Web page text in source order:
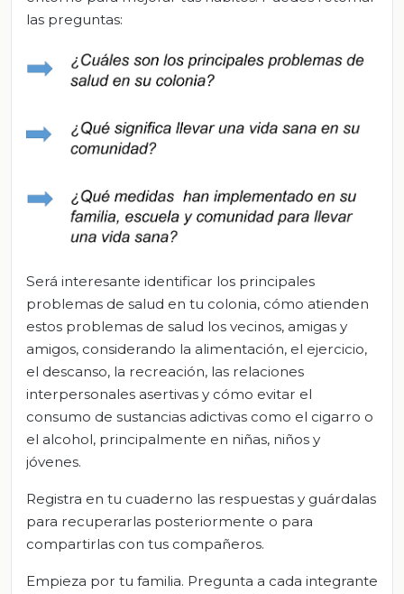
las preguntas:
Será interesante identificar los principales
problemas de salud en tu colonia, cómo atienden
estos problemas de salud los vecinos, amigas y
amigos, considerando la alimentación, el ejercicio,
el descanso, la recreación, las relaciones
interpersonales asertivas y cómo evitar el
consumo de sustancias adictivas como el cigarro o
el alcohol, principalmente en niñas, niños y
jóvenes.
Registra en tu cuaderno las respuestas y guárdalas
para recuperarlas posteriormente o para
compartirlas con tus compañeros.
Empieza por tu familia. Pregunta a cada integrante